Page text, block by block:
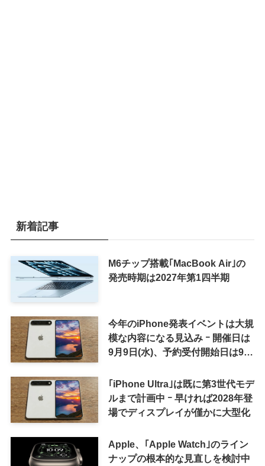
新着記事
M6チップ搭載｢MacBook Air｣の
発売時期は2027年第1四半期
今年のiPhone発表イベントは大規
模な内容になる見込み ｰ 開催日は
9月9日(水)、予約受付開始日は9月
｢iPhone Ultra｣は既に第3世代モデ
ルまで計画中 ｰ 早ければ2028年登
場でディスプレイが僅かに大型化
Apple、｢Apple Watch｣のライン
ナップの根本的な見直しを検討中